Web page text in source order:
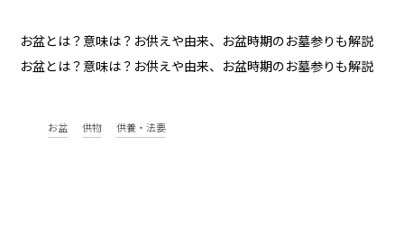
お盆とは？意味は？お供えや由来、お盆時期のお墓参りも解説
お盆とは？意味は？お供えや由来、お盆時期のお墓参りも解説
お盆 供物 供養・法要